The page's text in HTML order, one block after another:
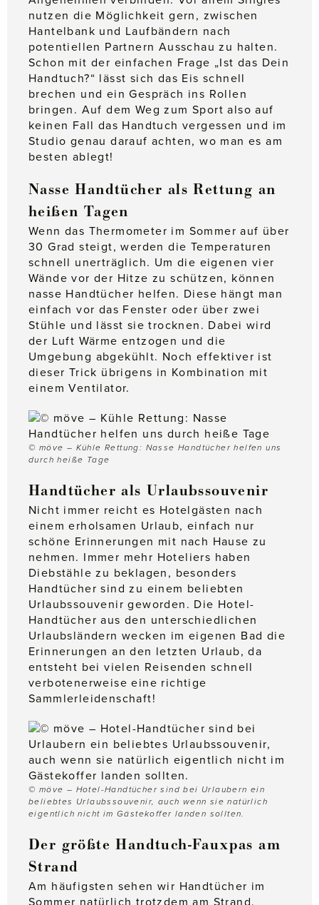
nutzen die Möglichkeit gern, zwischen
Hantelbank und Laufbändern nach
potentiellen Partnern Ausschau zu halten.
Schon mit der einfachen Frage „Ist das Dein
Handtuch?“ lässt sich das Eis schnell
brechen und ein Gespräch ins Rollen
bringen. Auf dem Weg zum Sport also auf
keinen Fall das Handtuch vergessen und im
Studio genau darauf achten, wo man es am
besten ablegt!
Nasse Handtücher als Rettung an
heißen Tagen
Wenn das Thermometer im Sommer auf über
30 Grad steigt, werden die Temperaturen
schnell unerträglich. Um die eigenen vier
Wände vor der Hitze zu schützen, können
nasse Handtücher helfen. Diese hängt man
einfach vor das Fenster oder über zwei
Stühle und lässt sie trocknen. Dabei wird
der Luft Wärme entzogen und die
Umgebung abgekühlt. Noch effektiver ist
dieser Trick übrigens in Kombination mit
einem Ventilator.
© möve – Kühle Rettung: Nasse Handtücher helfen uns
durch heiße Tage
Handtücher als Urlaubssouvenir
Nicht immer reicht es Hotelgästen nach
einem erholsamen Urlaub, einfach nur
schöne Erinnerungen mit nach Hause zu
nehmen. Immer mehr Hoteliers haben
Diebstähle zu beklagen, besonders
Handtücher sind zu einem beliebten
Urlaubssouvenir geworden. Die Hotel-
Handtücher aus den unterschiedlichen
Urlaubsländern wecken im eigenen Bad die
Erinnerungen an den letzten Urlaub, da
entsteht bei vielen Reisenden schnell
verbotenerweise eine richtige
Sammlerleidenschaft!
© möve – Hotel-Handtücher sind bei Urlaubern ein
beliebtes Urlaubssouvenir, auch wenn sie natürlich
eigentlich nicht im Gästekoffer landen sollten.
Der größte Handtuch-Fauxpas am
Strand
Am häufigsten sehen wir Handtücher im
Sommer natürlich trotzdem am Strand.